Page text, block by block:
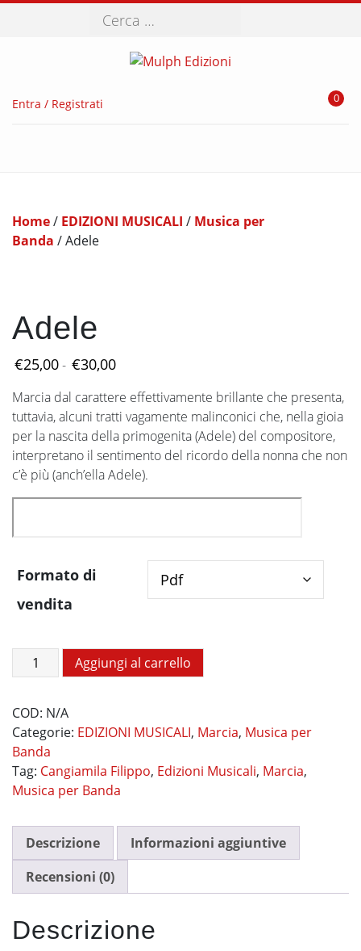
Entra / Registrati 0
Home/ EDIZIONI MUSICALI / Musica per
Banda / Adele
Adele
€25,00- €30,00Fascia
prezzo:
da
€25,00
a
€30,00
Marcia dal carattere effettivamente brillante che presenta,
tuttavia, alcuni tratti vagamente malinconici che, nella gioia
per la nascita della primogenita (Adele) del compositore,
interpretano il sentimento del ricordo della nonna che non
c’è più (anch’ella Adele).
Formato di
vendita
Adele
quantità
Aggiungi al carrello
COD: N/A
Categorie: EDIZIONI MUSICALI, Marcia, Musica per
Banda
Tag: Cangiamila Filippo, Edizioni Musicali, Marcia,
Musica per Banda
Descrizione
Informazioni aggiuntive
Recensioni (0)
Descrizione